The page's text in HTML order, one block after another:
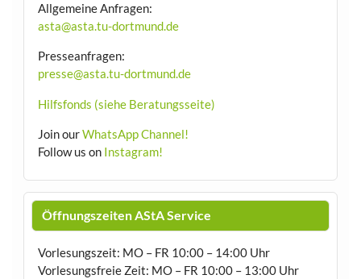
Allgemeine Anfragen:
asta@asta.tu-dortmund.de
Presseanfragen:
presse@asta.tu-dortmund.de
Hilfsfonds (siehe Beratungsseite)
Join ourWhatsApp Channel!
Follow us on Instagram!
Öffnungszeiten AStA Service
Vorlesungszeit: MO – FR 10:00 – 14:00 Uhr
Vorlesungsfreie Zeit: MO – FR 10:00 – 13:00 Uhr